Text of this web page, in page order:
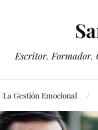
Escritor. Formador.
La Gestión Emocional